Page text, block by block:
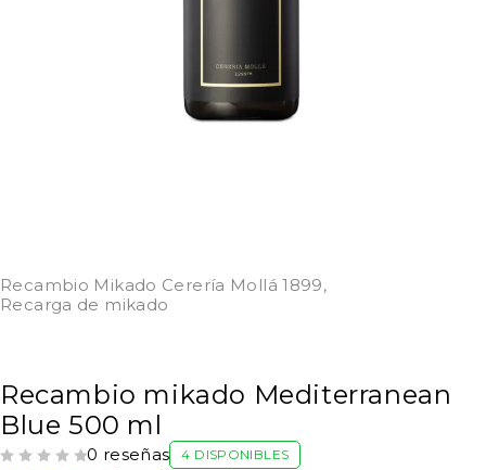
Recambio Mikado Cerería Mollá 1899,
Recarga de mikado
Recambio mikado Mediterranean
Blue 500 ml
0 reseñas 4 DISPONIBLES